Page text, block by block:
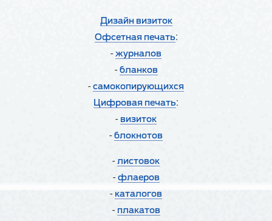
Дизайн визиток
Офсетная печать:
- журналов
-бланков
- cамокопирующихся
Цифровая печать:
- визиток
- блокнотов
- листовок
-флаеров
- каталогов
- плакатов